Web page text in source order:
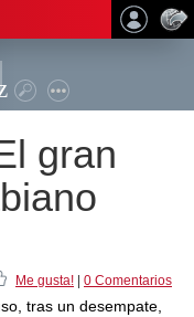
gran
Me gusta! 0 Comentarios
tras un desempate,